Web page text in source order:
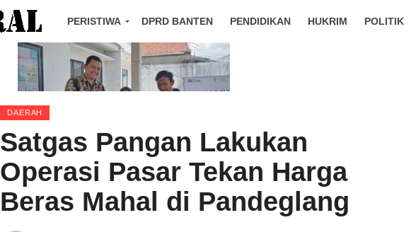
PERISTIWA DPRD BANTEN PENDIDIKAN HUKRIM POLITIK
DAERAH
Satgas Pangan Lakukan
Operasi Pasar Tekan Harga
Beras Mahal di Pandeglang